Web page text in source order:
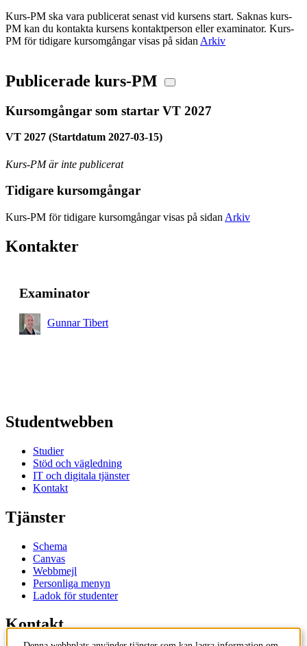
Kurs-PM ska vara publicerat senast vid kursens start. Saknas kurs-
PM kan du kontakta kursens kontaktperson eller examinator. Kurs-
PM för tidigare kursomgångar visas på sidan Arkiv
Publicerade kurs-PM
Kursomgångar som startar VT 2027
VT 2027 (Startdatum 2027-03-15)
Kurs-PM är inte publicerat
Tidigare kursomgångar
Kurs-PM för tidigare kursomgångar visas på sidan Arkiv
Kontakter
Examinator
Gunnar Tibert
Studentwebben
Studier
Stöd och vägledning
IT och digitala tjänster
Kontakt
Tjänster
Schema
Canvas
Webbmejl
Personliga menyn
Ladok för studenter
Kontakt